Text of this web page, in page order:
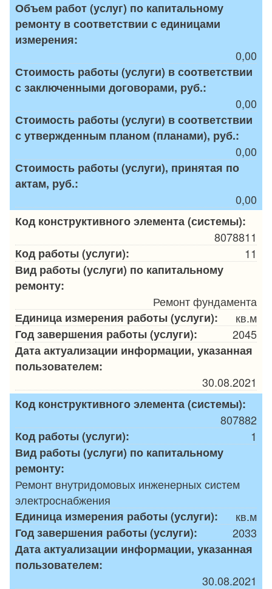
Объем работ (услуг) по капитальному
ремонту в соответствии с единицами
измерения:
0,00
Стоимость работы (услуги) в соответствии
с заключенными договорами, руб.:
0,00
Стоимость работы (услуги) в соответствии
с утвержденным планом (планами), руб.:
0,00
Стоимость работы (услуги), принятая по
актам, руб.:
0,00
Код конструктивного элемента (системы):
8078811
Код работы (услуги):
11
Вид работы (услуги) по капитальному
ремонту:
Ремонт фундамента
Единица измерения работы (услуги):
кв.м
Год завершения работы (услуги):
2045
Дата актуализации информации, указанная
пользователем:
30.08.2021
Код конструктивного элемента (системы):
807882
Код работы (услуги):
1
Вид работы (услуги) по капитальному
ремонту:
Ремонт внутридомовых инженерных систем
электроснабжения
Единица измерения работы (услуги):
кв.м
Год завершения работы (услуги):
2033
Дата актуализации информации, указанная
пользователем:
30.08.2021